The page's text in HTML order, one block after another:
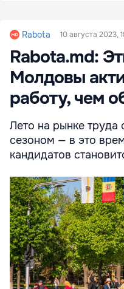
Rabota 10 августа 2023,
Rabota.md:
Молдовы
работу, чем
Лето на рынке труда
сезоном — в это
кандидатов